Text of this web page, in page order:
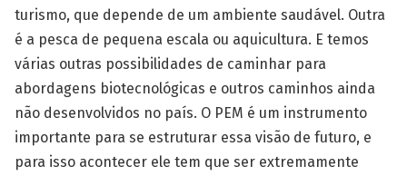
turismo, que depende de um ambiente saudável. Outra
é a pesca de pequena escala ou aquicultura. E temos
várias outras possibilidades de caminhar para
abordagens biotecnológicas e outros caminhos ainda
não desenvolvidos no país. O PEM é um instrumento
importante para se estruturar essa visão de futuro, e
para isso acontecer ele tem que ser extremamente